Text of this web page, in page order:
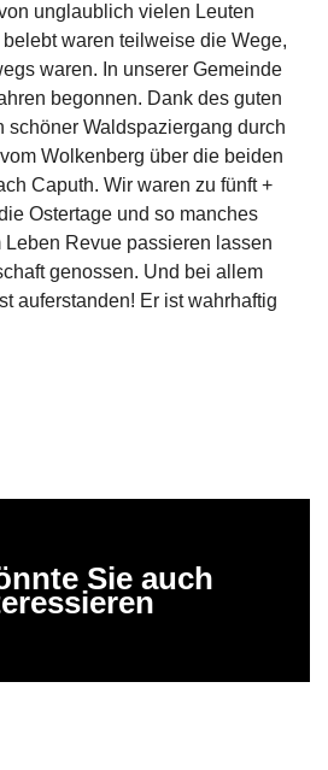
unglaublich vielen Leuten
waren teilweise die Wege,
waren. In unserer Gemeinde
begonnen. Dank des guten
schöner Waldspaziergang durch
Wolkenberg über die beiden
Caputh. Wir waren zu fünft +
Ostertage und so manches
Revue passieren lassen
genossen. Und bei allem
auferstanden! Er ist wahrhaftig
Sie auch